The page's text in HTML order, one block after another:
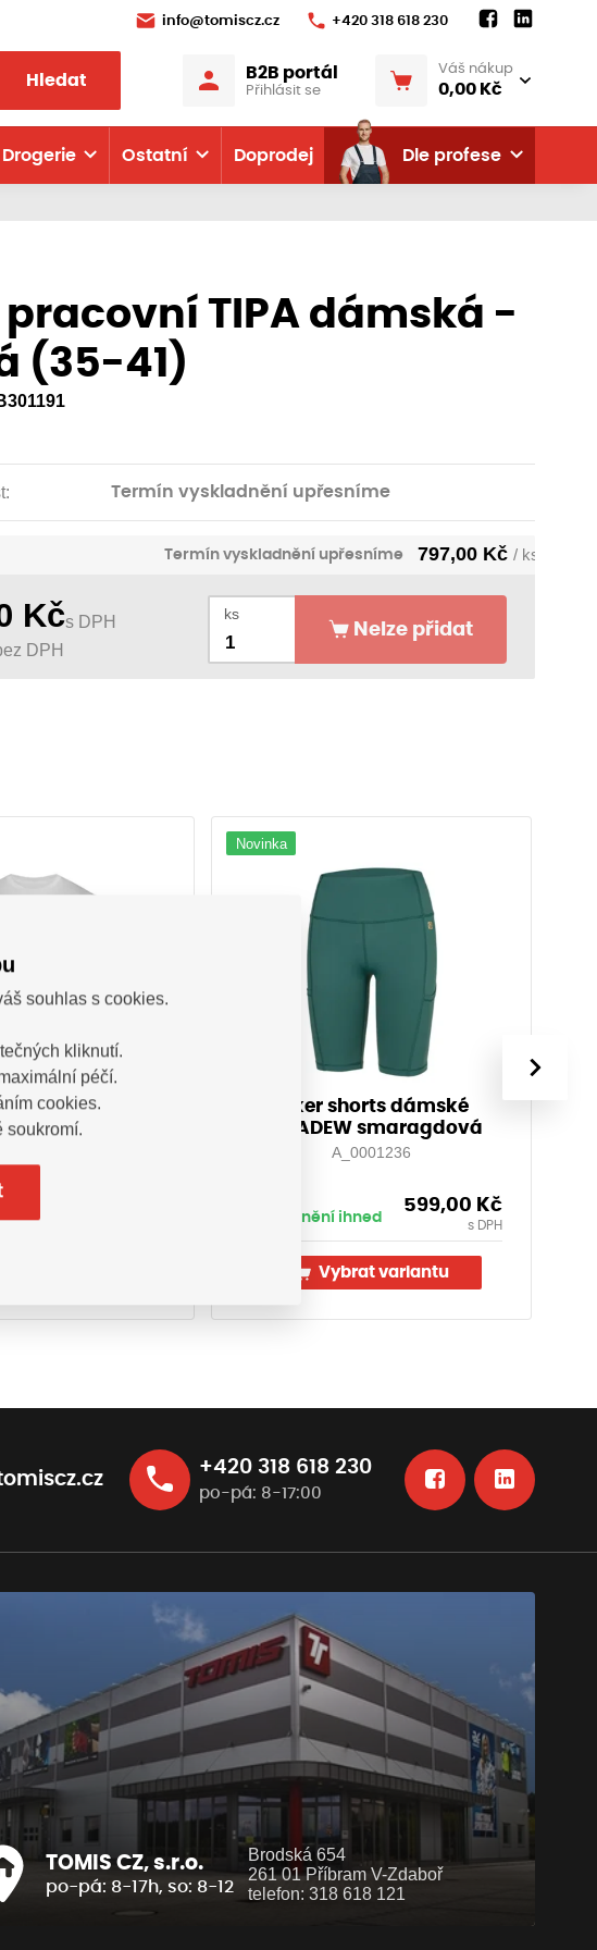
info@tomiscz.cz +420 318 618 230
Hledat B2B portál
Přihlásit se
Váš nákup
0,00 Kč
Drogerie Ostatní Doprodej Dle profese
TIPA dámská -
(35-41)
Termín vyskladnění upřesníme
Termín vyskladnění upřesníme 797,00 Kč / ks
Kčs DPH
DPH
ks
Nelze přidat
ULTRITE®GO!
bílá
Novinka
Biker shorts dámské
ALBADEW smaragdová
A_0001236
Vyskladnění ihned
599,00 Kč
s DPH
Vybrat variantu
›
+420 318 618 230
po-pá: 8-17:00
TOMIS CZ, s.r.o.
po-pá: 8-17h, so: 8-12
Brodská 654
261 01 Příbram V-Zdaboř
telefon: 318 618 121
souhlas s cookies.
kliknutí.
péčí.
cookies.
soukromí.